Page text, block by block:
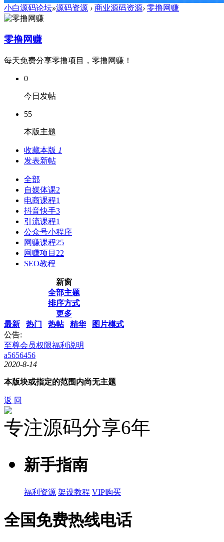
小白源码论坛»源码资源 › 商业源码资源› 零撸网赚
零撸网赚
每天免费分享零撸项目，零撸网赚！
0
今日发帖
55
本版主题
收藏本版 1
发表新帖
全部
自媒体课2
电商课程1
抖音快手3
引流课程1
公众号小程序
网赚课程25
网赚项目 22
SEO教程
新窗
全部主题
排序方式
更多
最新
热门 热帖 精华
图片模式
公告:
至尊会员权限福利说明
a5656456
2020-8-14
本版块或指定的范围内尚无主题
返 回
专注源码分享6年
新手指南
福利资源 架设教程 VIP购买
全国免费热线电话